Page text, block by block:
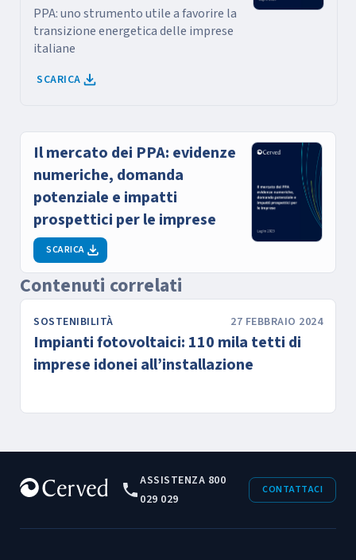
PPA: uno strumento utile a favorire la
transizione energetica delle imprese
italiane
SCARICA
Il mercato dei PPA: evidenze
numeriche, domanda
potenziale e impatti
prospettici per le imprese
SCARICA
Contenuti correlati
SOSTENIBILITÀ 27 FEBBRAIO 2024
Impianti fotovoltaici: 110 mila tetti di
imprese idonei all’installazione
ASSISTENZA 800
029 029
CONTATTACI